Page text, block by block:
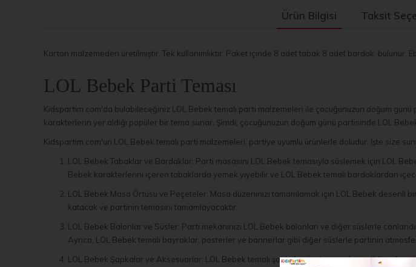
Ürün Bilgisi Taksit
Karton malzemeden üretilmiştir. Tek kullanımlıktır. Paket içinde 8 adet tabak 8 adet bardak bulunur.
LOL Bebek Parti Teması
Kidspartim.com'da bulabileceğiniz LOL Bebek temalı parti malzemeleri ile çocuğunuzun doğum
karakterlerin yer aldığı popüler bir tema sunar. Şimdi, çocuğunuzun doğum günü partisinde LOL
Kidspartim.com'un LOL Bebek temalı parti malzemeleri, partiye uyumlu ürünlerle doludur. İşte size
LOL Bebek Tabaklar ve Bardaklar: Parti masasını LOL Bebek temasıyla süslemek için LOL
Bebek karakterlerini içeren tabaklarda yemek yiyebilir ve LOL Bebek temalı bardaklardan
LOL Bebek Masa Örtüsü ve Peçeteler: Masa düzeninizi tamamlamak için LOL Bebek desenli
katacak ve partinin temasını tamamlayacaktır.
LOL Bebek Balonlar ve Süsler: Parti mekanınızı LOL Bebek balonları ve diğer süslerle
Ayrıca, LOL Bebek temalı bayraklar, posterler ve bannerlar gibi diğer süslerle partinin
LOL Bebek Şapkalar ve Aksesuarlar: LOL Bebek temalı şapkalar, taçlar, maske ve diğer